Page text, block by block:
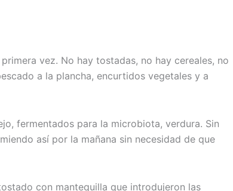
vez. No hay tostadas, no hay cereales, no
a la plancha, encurtidos vegetales y a
fermentados para la microbiota, verdura. Sin
así por la mañana sin necesidad de que
con mantequilla que introdujeron las